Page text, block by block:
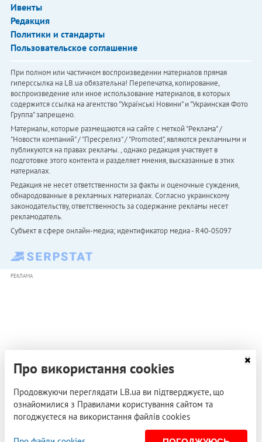
Ивенты
Редакция
Политики и стандарты
Пользовательское соглашение
При полном или частичном воспроизведении материалов прямая
гиперссылка на LB.ua обязательна! Перепечатка, копирование,
воспроизведение или иное использование материалов, в которых
содержится ссылка на агентство "Українськi Новини" и "Украинская Фото
Группа" запрещено.
Материалы, которые размещаются на сайте с меткой "Реклама" /
"Новости компаний" / "Пресрелиз" / "Promoted", являются рекламными и
публикуются на правах рекламы. , однако редакция участвует в
подготовке этого контента и разделяет мнения, высказанные в этих
материалах.
Редакция не несет ответственности за факты и оценочные суждения,
обнародованные в рекламных материалах. Согласно украинскому
законодательству, ответственность за содержание рекламы несет
рекламодатель.
Субъект в сфере онлайн-медиа; идентификатор медиа - R40-05097
РЕКЛАМА
Про використання cookies
Продовжуючи переглядати LB.ua ви підтверджуєте, що
ознайомилися з Правилами користування сайтом та
погоджуєтеся на використання файлів cookies